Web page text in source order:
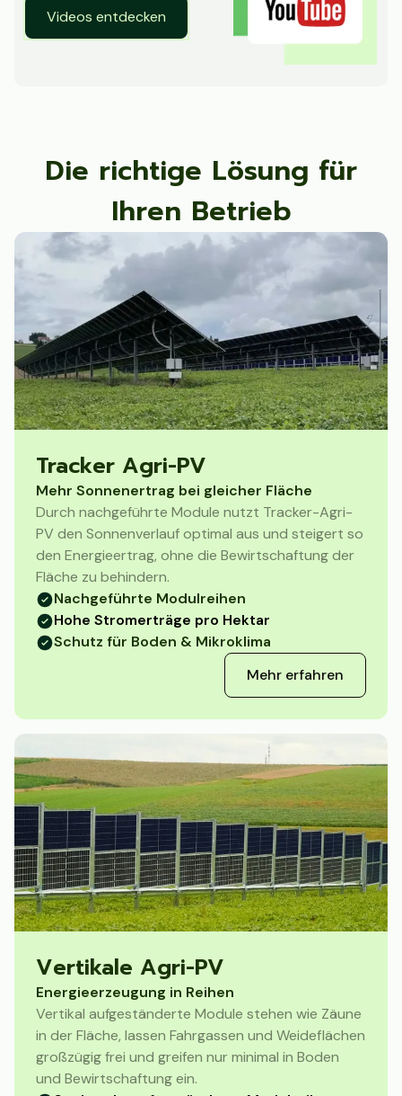
Videos entdecken
Die richtige Lösung für
Ihren Betrieb
Tracker Agri-PV
Mehr Sonnenertrag bei gleicher Fläche
Durch nachgeführte Module nutzt Tracker-Agri-
PV den Sonnenverlauf optimal aus und steigert so
den Energieertrag, ohne die Bewirtschaftung der
Fläche zu behindern.
Nachgeführte Modulreihen
Hohe Stromerträge pro Hektar
Schutz für Boden & Mikroklima
Mehr erfahren
Vertikale Agri-PV
Energieerzeugung in Reihen
Vertikal aufgeständerte Module stehen wie Zäune
in der Fläche, lassen Fahrgassen und Weideflächen
großzügig frei und greifen nur minimal in Boden
und Bewirtschaftung ein.